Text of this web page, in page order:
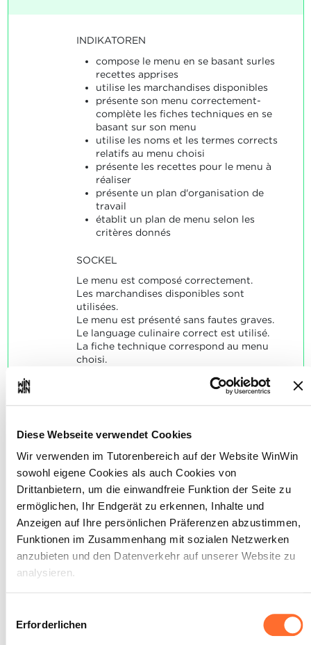
Diese Webseite verwendet Cookies
Wir verwenden im Tutorenbereich auf der Website WinWin
sowohl eigene Cookies als auch Cookies von
Drittanbietern, um die einwandfreie Funktion der Seite zu
ermöglichen, Ihr Endgerät zu erkennen, Inhalte und
Anzeigen auf Ihre persönlichen Präferenzen abzustimmen,
Funktionen im Zusammenhang mit sozialen Netzwerken
anzubieten und den Datenverkehr auf unserer Website zu
analysieren.
akzeptieren, ablehnen oder konfigurieren. Davon
ausgenommen sind Cookies, die für die Funktion der
Erforderlichen
INDIKATOREN
compose le menu en se basant surles
recettes apprises
utilise les marchandises disponibles
présente son menu correctement-
complète les fiches techniques en se
basant sur son menu
utilise les noms et les termes corrects
relatifs au menu choisi
présente les recettes pour le menu à
réaliser
présente un plan d'organisation de
travail
établit un plan de menu selon les
critères donnés
SOCKEL
Le menu est composé correctement.
Les marchandises disponibles sont
utilisées.
Le menu est présenté sans fautes graves.
Le language culinaire correct est utilisé.
La fiche technique correspond au menu
choisi.
2
L'élève est capable de calculer
le prix de vente d'un menu.
Maximale Punktzahl: 18